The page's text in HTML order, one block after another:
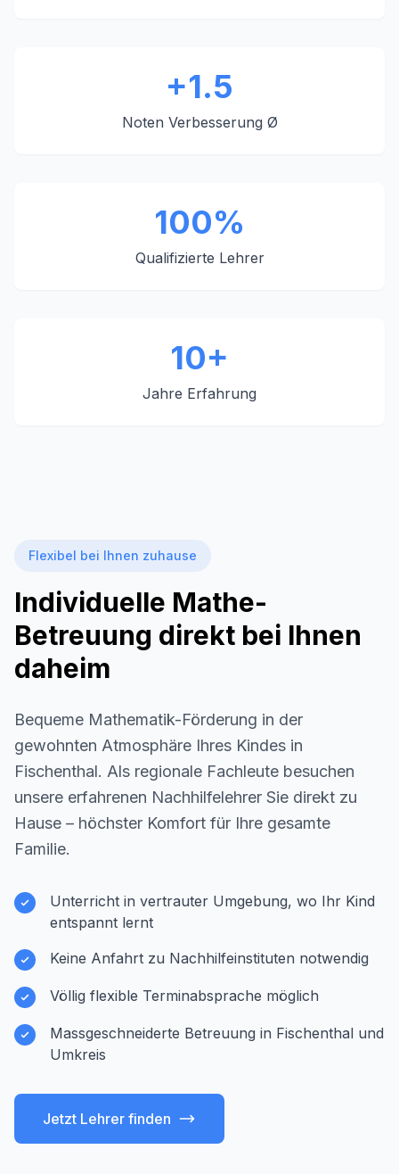
+1.5
Noten Verbesserung Ø
100%
Qualifizierte Lehrer
10+
Jahre Erfahrung
Flexibel bei Ihnen zuhause
Individuelle Mathe-
Betreuung direkt bei Ihnen
daheim
Bequeme Mathematik-Förderung in der
gewohnten Atmosphäre Ihres Kindes in
Fischenthal. Als regionale Fachleute besuchen
unsere erfahrenen Nachhilfelehrer Sie direkt zu
Hause – höchster Komfort für Ihre gesamte
Familie.
Unterricht in vertrauter Umgebung, wo Ihr Kind
entspannt lernt
Keine Anfahrt zu Nachhilfeinstituten notwendig
Völlig flexible Terminabsprache möglich
Massgeschneiderte Betreuung in Fischenthal und
Umkreis
Jetzt Lehrer finden